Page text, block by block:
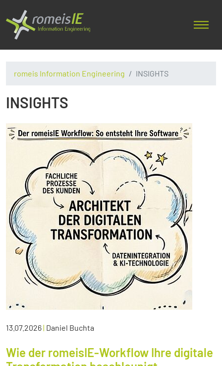
romeis Information Engineering INSIGHTS
INSIGHTS
13.07.2026| Daniel Buchta
Wie der romeisIE-Workflow Ihre digitale